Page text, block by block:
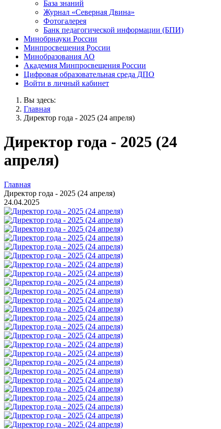
База знаний
Журнал «Северная Двина»
Фотогалерея
Банк педагогической информации (БПИ)
Минобрнауки России
Минпросвещения России
Минобразования АО
Академия Минпросвещения России
Цифровая образовательная среда ДПО
Войти в личный кабинет
Вы здесь:
Главная
Директор года - 2025 (24 апреля)
Директор года - 2025 (24
апреля)
Главная
Директор года - 2025 (24 апреля)
24.04.2025